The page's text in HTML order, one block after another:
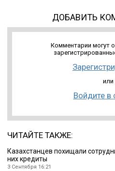
ДОБАВИТЬ
Комментарии могут
или
Войдите в
ЧИТАЙТЕ ТАКЖЕ:
Казахстанцев похищали
них кредиты
3 Сентября 16:21